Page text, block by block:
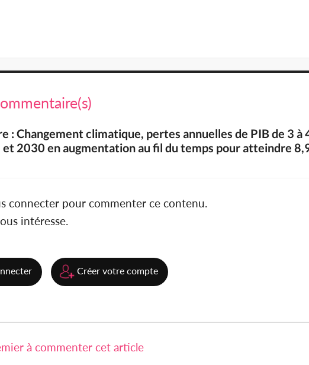
: Changement climatique, pertes annuelles de PIB de 3 à
2030 en augmentation au fil du temps pour atteindre
connecter pour commenter ce contenu.
intéresse.
Créer votre compte
à commenter cet article